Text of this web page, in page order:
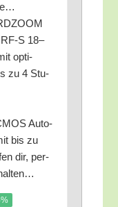
18–
opti­
zu 4 Stu­
Auto­
bis zu
dir, per­